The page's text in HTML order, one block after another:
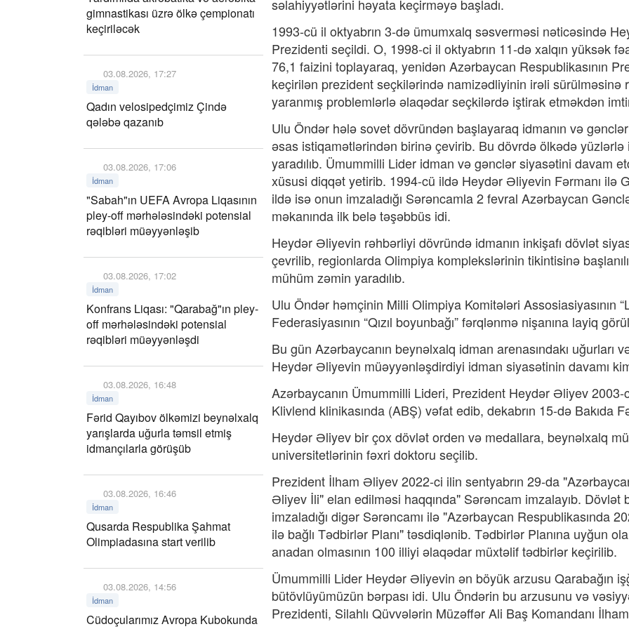
gimnastikası üzrə ölkə çempionatı
keçiriləcək
03.08.2026, 17:27
İdman
Qadın velosipedçimiz Çində
qələbə qazanıb
03.08.2026, 17:06
İdman
"Sabah"ın UEFA Avropa Liqasının
pley-off mərhələsindəki potensial
rəqibləri müəyyənləşib
03.08.2026, 17:02
İdman
Konfrans Liqası: "Qarabağ"ın pley-
off mərhələsindəki potensial
rəqibləri müəyyənləşdi
03.08.2026, 16:48
İdman
Fərid Qayıbov ölkəmizi beynəlxalq
yarışlarda uğurla təmsil etmiş
idmançılarla görüşüb
03.08.2026, 16:46
İdman
Qusarda Respublika Şahmat
Olimpiadasına start verilib
03.08.2026, 14:56
İdman
Cüdoçularımız Avropa Kubokunda
səlahiyyətlərini həyata keçirməyə başladı.
1993-cü il oktyabrın 3-də ümumxalq səsverməsi nəticəsində
Prezidenti seçildi. O, 1998-ci il oktyabrın 11-də xalqın yüksək
76,1 faizini toplayaraq, yenidən Azərbaycan Respublikasının
keçirilən prezident seçkilərində namizədliyinin irəli sürülməsinə
yaranmış problemlərlə əlaqədar seçkilərdə iştirak etməkdən
Ulu Öndər hələ sovet dövründən başlayaraq idmanın və
əsas istiqamətlərindən birinə çevirib. Bu dövrdə ölkədə
yaradılıb. Ümummilli Lider idman və gənclər siyasətini davam
xüsusi diqqət yetirib. 1994-cü ildə Heydər Əliyevin Fərmanı ilə
ildə isə onun imzaladığı Sərəncamla 2 fevral Azərbaycan
məkanında ilk belə təşəbbüs idi.
Heydər Əliyevin rəhbərliyi dövründə idmanın inkişafı dövlət
çevrilib, regionlarda Olimpiya komplekslərinin tikintisinə
mühüm zəmin yaradılıb.
Ulu Öndər həmçinin Milli Olimpiya Komitələri Assosiasiyasının
Federasiyasının “Qızıl boyunbağı” fərqlənmə nişanına layiq
Bu gün Azərbaycanın beynəlxalq idman arenasındakı uğurları
Heydər Əliyevin müəyyənləşdirdiyi idman siyasətinin davamı
Azərbaycanın Ümummilli Lideri, Prezident Heydər Əliyev
Klivlend klinikasında (ABŞ) vəfat edib, dekabrın 15-də Bakıda
Heydər Əliyev bir çox dövlət orden və medallara, beynəlxalq
universitetlərinin fəxri doktoru seçilib.
Prezident İlham Əliyev 2022-ci ilin sentyabrın 29-da
Əliyev İli" elan edilməsi haqqında" Sərəncam imzalayıb. Dövlət
imzaladığı digər Sərəncamı ilə "Azərbaycan Respublikasında
ilə bağlı Tədbirlər Planı" təsdiqlənib. Tədbirlər Planına uyğun
anadan olmasının 100 illiyi əlaqədar müxtəlif tədbirlər keçirilib.
Ümummilli Lider Heydər Əliyevin ən böyük arzusu Qarabağın
bütövlüyümüzün bərpası idi. Ulu Öndərin bu arzusunu və
Prezidenti, Silahlı Qüvvələrin Müzəffər Ali Baş Komandanı